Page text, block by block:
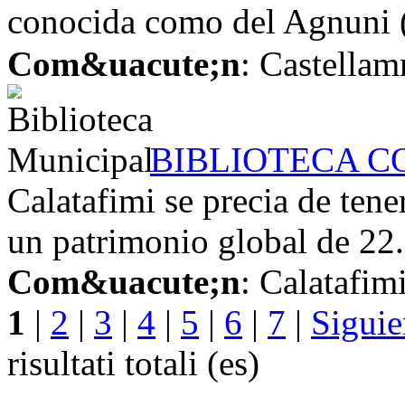
conocida como del
Com&uacute;n:
BIBLIOTECA
Calatafimi se precia de
un patrimonio global de
Com&uacute;n:
1 | 2 | 3 | 4 | 5 | 6 | 7 |
risultati totali (es)